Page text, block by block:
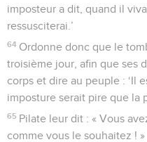
imposteur a dit, quand il
ressusciterai.’
64 Ordonne donc que le
troisième jour, afin que ses
corps et dire au peuple : ‘Il
imposture serait pire que la
65 Pilate leur dit : « Vous
comme vous le souhaitez ! »